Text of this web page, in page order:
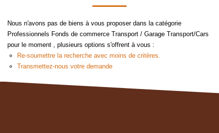
NOTRE AGENCE
Qui Sommes Nous
Notre Équipe
Nos Actualités
Créer une alerte
Nous n'avons pas de biens à vous proposer dans la catégorie
Professionnels Fonds de commerce Transport / Garage Transport/Cars
pour le moment , plusieurs options s'offrent à vous :
Re-soumettre la recherche avec moins de critères.
Transmettez-nous votre demande